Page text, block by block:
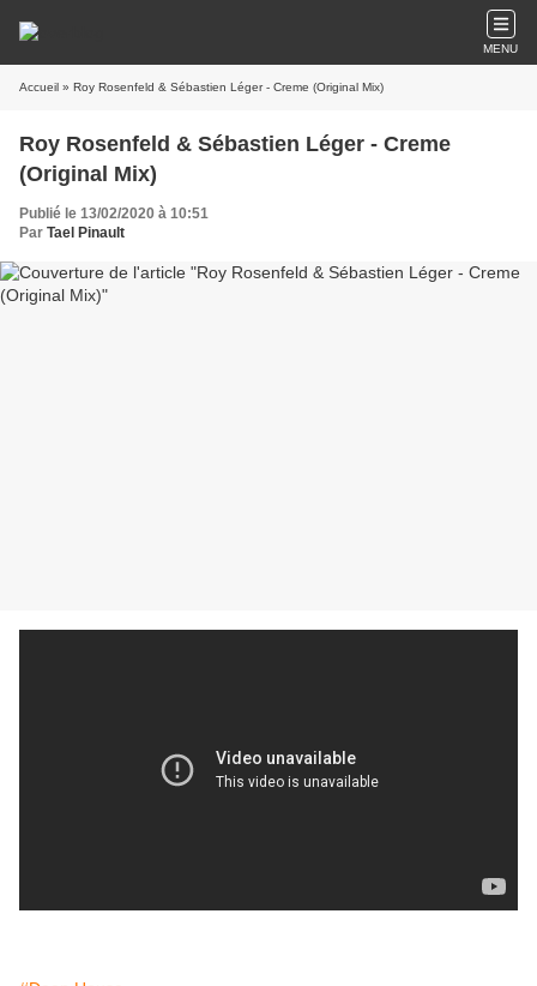
MENU
Accueil » Roy Rosenfeld & Sébastien Léger - Creme (Original Mix)
Roy Rosenfeld & Sébastien Léger - Creme
(Original Mix)
Publié le 13/02/2020 à 10:51
Par Tael Pinault